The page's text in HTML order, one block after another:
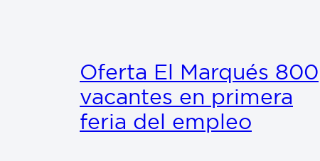
Oferta El Marqués 800
vacantes en primera
feria del empleo